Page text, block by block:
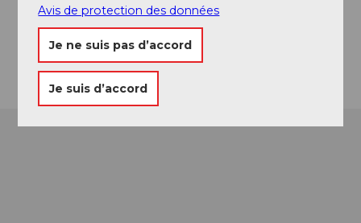
Website
Arrivée
Avis de protection des données
Je ne suis pas d’accord
Je suis d’accord